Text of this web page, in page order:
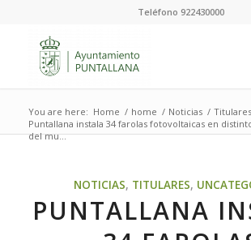
Teléfono 922430000
You are here: Home / home / Noticias / Titulares
Puntallana instala 34 farolas fotovoltaicas en
del mu...
NOTICIAS, TITULARES,
PUNTALLANA